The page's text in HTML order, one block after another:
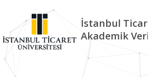
İstanbul
Akademik